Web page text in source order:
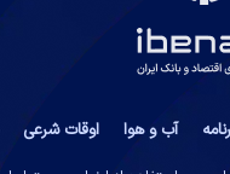
آب و هوا اوقات شرعی